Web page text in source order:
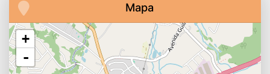
Mapa
+
-